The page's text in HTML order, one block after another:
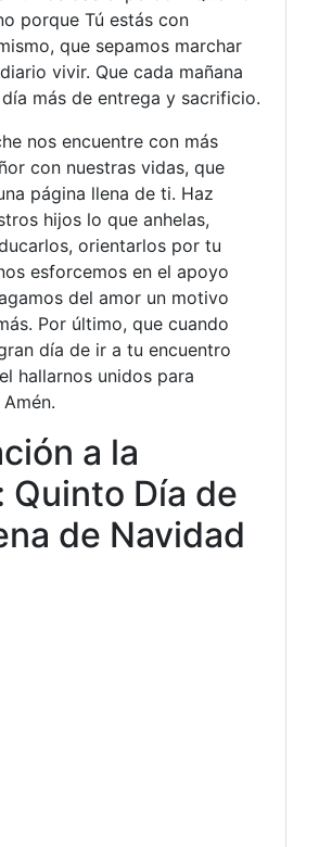
porque Tú estás con
que sepamos marchar
vivir. Que cada mañana
más de entrega y sacrificio.
nos encuentre con más
con nuestras vidas, que
página llena de ti. Haz
hijos lo que anhelas,
orientarlos por tu
esforcemos en el apoyo
del amor un motivo
Por último, que cuando
día de ir a tu encuentro
hallarnos unidos para
a la
Quinto Día de
de Navidad